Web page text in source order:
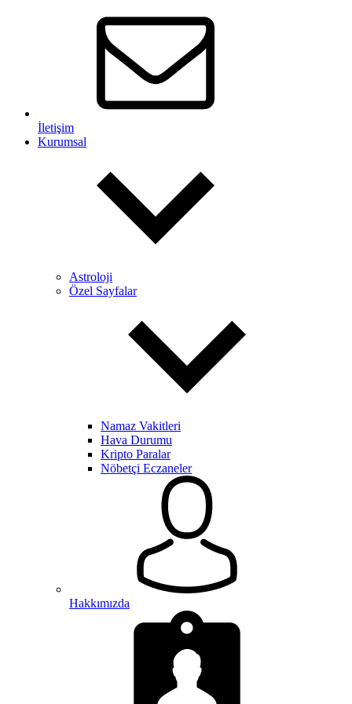
İletişim
Kurumsal
Astroloji
Özel Sayfalar
Namaz Vakitleri
Hava Durumu
Kripto Paralar
Nöbetçi Eczaneler
Hakkımızda